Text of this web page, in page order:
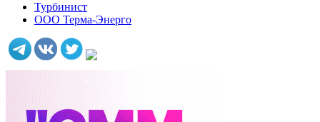
Турбинист
ООО Терма-Энерго